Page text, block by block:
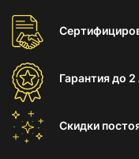
Гарантиядо 2
Скидки